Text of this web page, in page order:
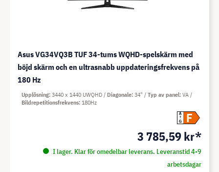
Asus VG34VQ3B TUF 34-tums WQHD-spelskärm med
böjd skärm och en ultrasnabb uppdateringsfrekvens på
180 Hz
A
G
F
3 785,59 kr*
I lager. Klar för omedelbar leverans. Leveranstid 4-9
arbetsdagar
Upplösning 3440 x 1440 UWQHD Diagonale 34" Typ av panel VA
Bildrepetitionsfrekvens 180Hz